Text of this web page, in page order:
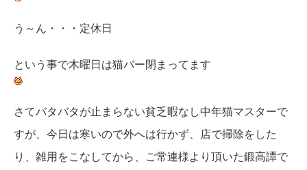
う～ん・・・定休日
という事で木曜日は猫バー閉まってます
さてバタバタが止まらない貧乏暇なし中年猫マスターで
すが、今日は寒いので外へは行かず、店で掃除をした
り、雑用をこなしてから、ご常連様より頂いた鍛高譚で